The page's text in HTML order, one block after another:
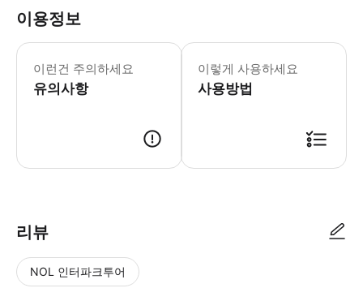
이용정보
이런건 주의하세요
유의사항
▶ 꼭 알아두세요 * 이용권은 구매일로
이렇게 사용하세요
사용방법
리뷰
NOL 인터파크투어